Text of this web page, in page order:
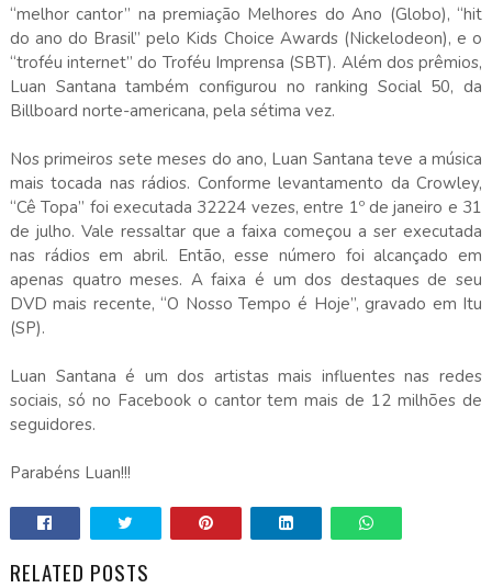
“melhor cantor” na premiação Melhores do Ano (Globo), “hit
do ano do Brasil” pelo Kids Choice Awards (Nickelodeon), e o
“troféu internet” do Troféu Imprensa (SBT). Além dos prêmios,
Luan Santana também configurou no ranking Social 50, da
Billboard norte-americana, pela sétima vez.
Nos primeiros sete meses do ano, Luan Santana teve a música
mais tocada nas rádios. Conforme levantamento da Crowley,
“Cê Topa” foi executada 32224 vezes, entre 1º de janeiro e 31
de julho. Vale ressaltar que a faixa começou a ser executada
nas rádios em abril. Então, esse número foi alcançado em
apenas quatro meses. A faixa é um dos destaques de seu
DVD mais recente, “O Nosso Tempo é Hoje”, gravado em Itu
(SP).
Luan Santana é um dos artistas mais influentes nas redes
sociais, só no Facebook o cantor tem mais de 12 milhões de
seguidores.
Parabéns Luan!!!
RELATED POSTS